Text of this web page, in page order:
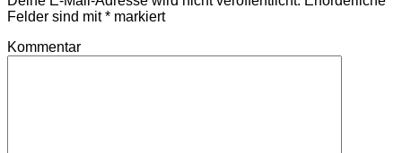
Felder sind mit* markiert
Kommentar